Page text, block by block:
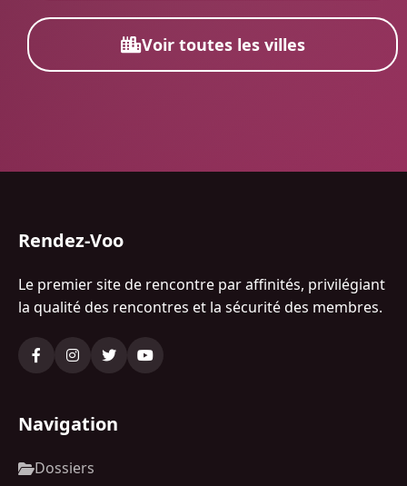
Voir toutes les villes
Rendez-Voo
Le premier site de rencontre par affinités, privilégiant
la qualité des rencontres et la sécurité des membres.
Navigation
Dossiers